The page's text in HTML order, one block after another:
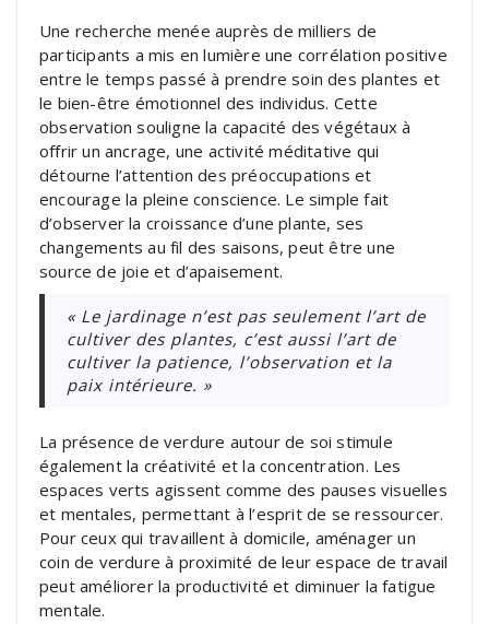
Une recherche menée auprès de milliers de
participants a mis en lumière une corrélation positive
entre le temps passé à prendre soin des plantes et
le bien-être émotionnel des individus. Cette
observation souligne la capacité des végétaux à
offrir un ancrage, une activité méditative qui
détourne l’attention des préoccupations et
encourage la pleine conscience. Le simple fait
d’observer la croissance d’une plante, ses
changements au fil des saisons, peut être une
source de joie et d’apaisement.
« Le jardinage n’est pas seulement l’art de
cultiver des plantes, c’est aussi l’art de
cultiver la patience, l’observation et la
paix intérieure. »
La présence de verdure autour de soi stimule
également la créativité et la concentration. Les
espaces verts agissent comme des pauses visuelles
et mentales, permettant à l’esprit de se ressourcer.
Pour ceux qui travaillent à domicile, aménager un
coin de verdure à proximité de leur espace de travail
peut améliorer la productivité et diminuer la fatigue
mentale.